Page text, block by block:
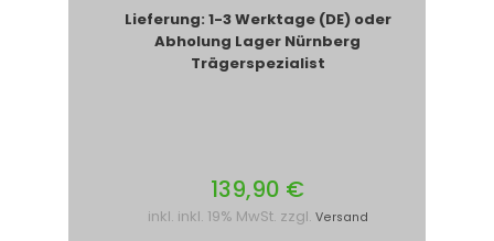
Lieferung: 1-3 Werktage (DE) oder
Abholung Lager Nürnberg
Trägerspezialist
139,90 €
inkl. inkl. 19% MwSt. zzgl. Versand